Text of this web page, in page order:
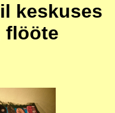
keskuses
flööte